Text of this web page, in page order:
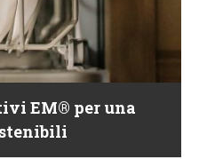
EM® per una